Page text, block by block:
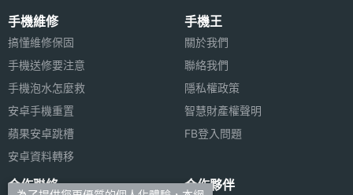
最大待機
時間
待機時間
(最大)
連接與應用
藍牙版本 V2.0
手機維修
搞懂維修保固
手機送修要注意
手機泡水怎麼救
安卓手機重置
蘋果安卓跳槽
安卓資料轉移
手機王
關於我們
聯絡我們
隱私權政策
智慧財產權聲明
FB登入問題
合作聯絡 合作夥伴